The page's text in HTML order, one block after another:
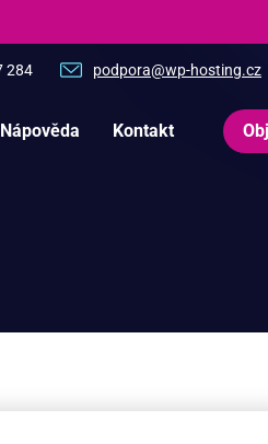
284 podpora@wp-hosting.cz
Nápověda Kontakt